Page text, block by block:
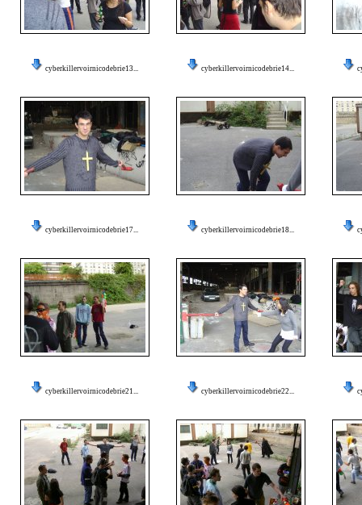
cyberkillervoirnicodebrie13... cyberkillervoirnicodebrie14...
cyberkillervoirnicodebrie17... cyberkillervoirnicodebrie18...
cyberkillervoirnicodebrie21... cyberkillervoirnicodebrie22...